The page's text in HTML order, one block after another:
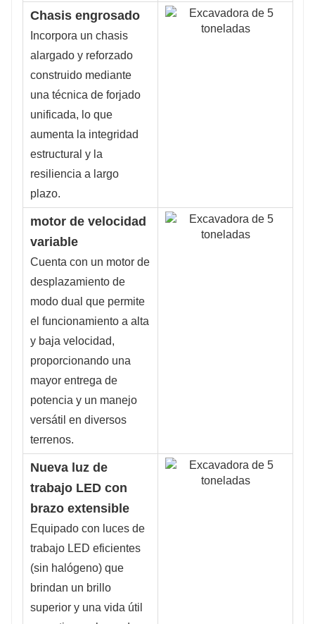
Chasis engrosado
Incorpora un chasis
alargado y reforzado
construido mediante
una técnica de forjado
unificada, lo que
aumenta la integridad
estructural y la
resiliencia a largo
plazo.
motor de velocidad
variable
Cuenta con un motor de
desplazamiento de
modo dual que permite
el funcionamiento a alta
y baja velocidad,
proporcionando una
mayor entrega de
potencia y un manejo
versátil en diversos
terrenos.
Nueva luz de
trabajo LED con
brazo extensible
Equipado con luces de
trabajo LED eficientes
(sin halógeno) que
brindan un brillo
superior y una vida útil